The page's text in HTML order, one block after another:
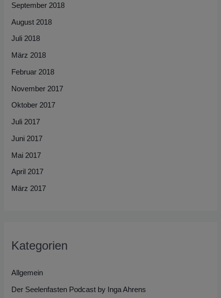
September 2018
August 2018
Juli 2018
März 2018
Februar 2018
November 2017
Oktober 2017
Juli 2017
Juni 2017
Mai 2017
April 2017
März 2017
Kategorien
Allgemein
Der Seelenfasten Podcast by Inga Ahrens